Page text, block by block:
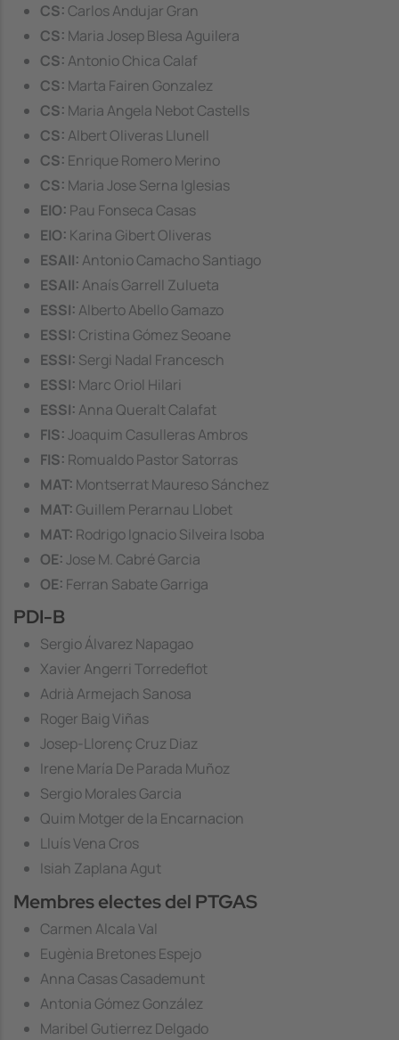
CS: Carlos Andujar Gran
CS: Maria Josep Blesa Aguilera
CS: Antonio Chica Calaf
CS: Marta Fairen Gonzalez
CS: Maria Angela Nebot Castells
CS: Albert Oliveras Llunell
CS: Enrique Romero Merino
CS: Maria Jose Serna Iglesias
EIO: Pau Fonseca Casas
EIO: Karina Gibert Oliveras
ESAII: Antonio Camacho Santiago
ESAII: Anaís Garrell Zulueta
ESSI: Alberto Abello Gamazo
ESSI: Cristina Gómez Seoane
ESSI: Sergi Nadal Francesch
ESSI: Marc Oriol Hilari
ESSI: Anna Queralt Calafat
FIS:Joaquim Casulleras Ambros
FIS: Romualdo Pastor Satorras
MAT: Montserrat Maureso Sánchez
MAT: Guillem Perarnau Llobet
MAT: Rodrigo Ignacio Silveira Isoba
OE:Jose M. Cabré Garcia
OE: Ferran Sabate Garriga
PDI-B
Sergio Álvarez Napagao
Xavier Angerri Torredeflot
Adrià Armejach Sanosa
Roger Baig Viñas
Josep-Llorenç Cruz Diaz
Irene María De Parada Muñoz
Sergio Morales Garcia
Quim Motger de la Encarnacion
Lluís Vena Cros
Isiah Zaplana Agut
Membres electes del PTGAS
Carmen Alcala Val
Eugènia Bretones Espejo
Anna Casas Casademunt
Antonia Gómez González
Maribel Gutierrez Delgado